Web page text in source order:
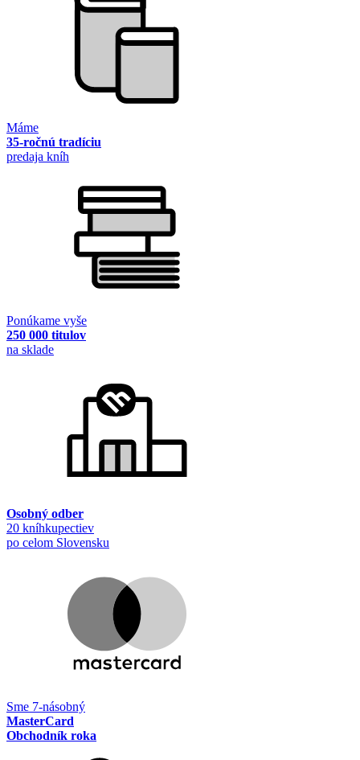
Máme
35-ročnú tradíciu
predaja kníh
Ponúkame vyše
250 000 titulov
na sklade
Osobný odber
20 kníhkupectiev
po celom Slovensku
Sme 7-násobný
MasterCard
Obchodník roka